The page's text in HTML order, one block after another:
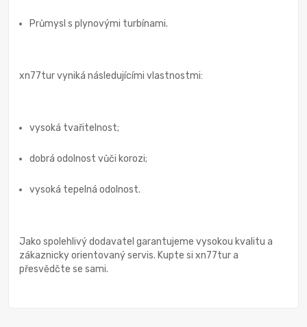
Průmysl s plynovými turbínami.
xn77tur vyniká následujícími vlastnostmi:
vysoká tvařitelnost;
dobrá odolnost vůči korozi;
vysoká tepelná odolnost.
Jako spolehlivý dodavatel garantujeme vysokou kvalitu a
zákaznicky orientovaný servis. Kupte si xn77tur a
přesvědčte se sami.